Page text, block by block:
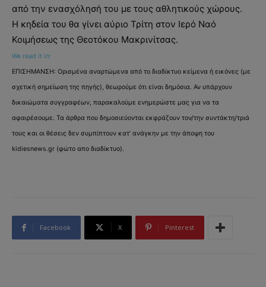
από την ενασχόλησή του με τους αθλητικούς χώρους.
Η κηδεία του θα γίνει αύριο Τρίτη στον Ιερό Ναό
Κοιμήσεως της Θεοτόκου Μακρινίτσας.
We read it in:
ΕΠΙΣΗΜΑΝΣΗ: Ορισμένα αναρτώμενα από το διαδίκτυο κείμενα ή εικόνες (με
σχετική σημείωση της πηγής), θεωρούμε ότι είναι δημόσια. Αν υπάρχουν
δικαιώματα συγγραφέων, παρακαλούμε ενημερώστε μας για να τα
αφαιρέσουμε. Τα άρθρα που δημοσιεύονται εκφράζουν τον/την συντάκτη/τριά
τους και οι θέσεις δεν συμπίπτουν κατ’ ανάγκην με την άποψη του
kidiesnews.gr (φώτο απο διαδίκτυο).
Facebook X Pinterest